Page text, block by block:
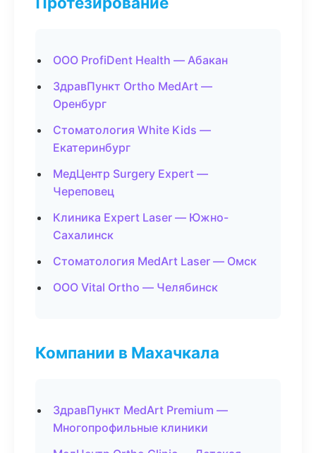
ООО ProfiDent Health — Абакан
ЗдравПункт Ortho MedArt —
Оренбург
Стоматология White Kids —
Екатеринбург
МедЦентр Surgery Expert —
Череповец
Клиника Expert Laser — Южно-
Сахалинск
Стоматология MedArt Laser — Омск
ООО Vital Ortho — Челябинск
Компании в Махачкала
ЗдравПункт MedArt Premium —
Многопрофильные клиники